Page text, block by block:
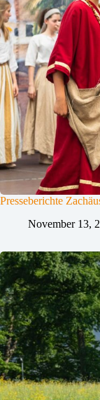
Presseberichte
November 13,